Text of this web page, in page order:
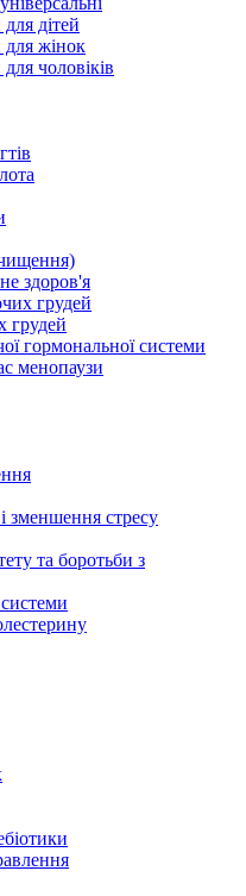
дітей
жінок
чоловіків
здоров'я
грудей
грудей
гормональної системи
менопаузи
зменшення стресу
та боротьби з